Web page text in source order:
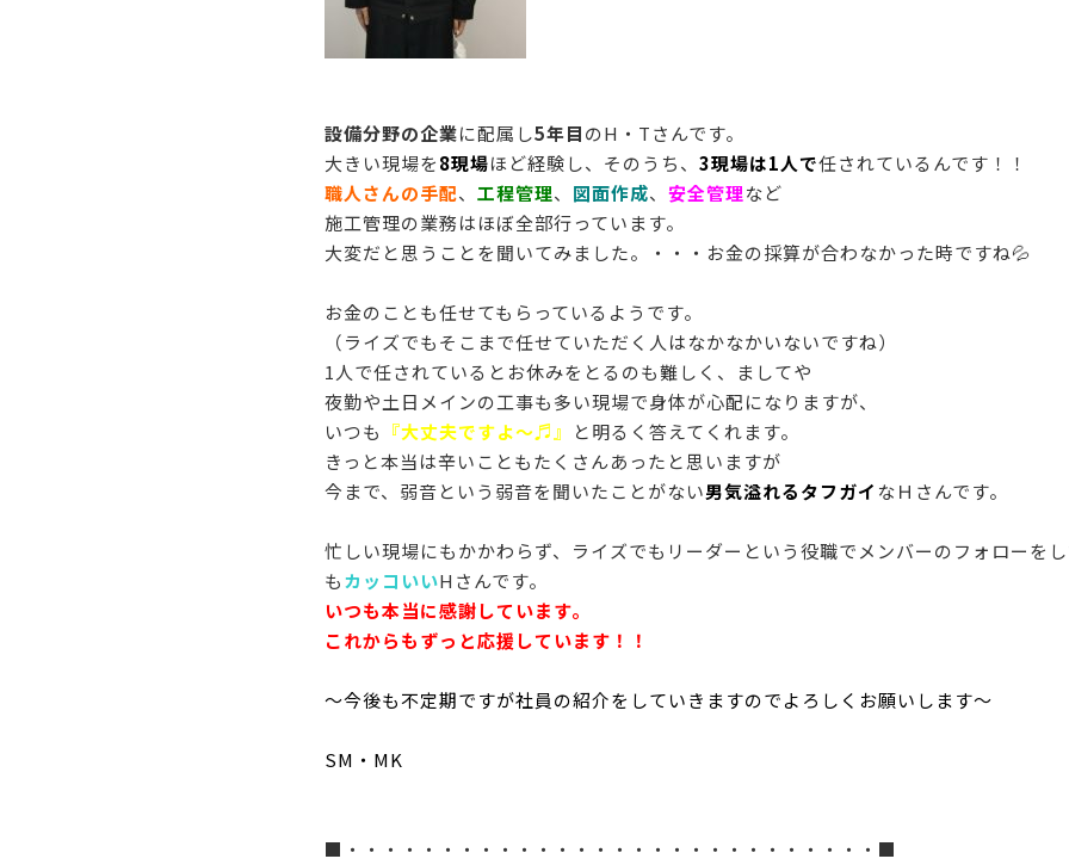
設備分野の企業に配属し5年目のH・Tさんです。
大きい現場を8現場ほど経験し、そのうち、 3現場は1人で任されているんです！！
職人さんの手配、 工程管理、 図面作成、 安全管理など
施工管理の業務はほぼ全部行っています。
大変だと思うことを聞いてみました。・・・お金の採算が合わなかった時ですね💦
お金のことも任せてもらっているようです。
（ライズでもそこまで任せていただく人はなかなかいないですね）
1人で任されているとお休みをとるのも難しく、ましてや
夜勤や土日メインの工事も多い現場で身体が心配になりますが、
いつも 『大丈夫ですよ～♬』
と明るく答えてくれます。
きっと本当は辛いこともたくさんあったと思いますが
今まで、弱音という弱音を聞いたことがない男気溢れるタフガイ なＨさんです。
忙しい現場にもかかわらず、ライズでもリーダーという役職でメンバーのフォローを
もカッコいいHさんです。
いつも本当に感謝しています。
これからもずっと応援しています！！
～今後も不定期ですが社員の紹介をしていきますのでよろしくお願いします～
SM・MK
■・・・・・・・・・・・・・・・・・・・・・・・・・・・・■